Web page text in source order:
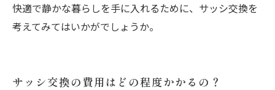
快適で静かな暮らしを手に入れるために、サッシ交換を
考えてみてはいかがでしょうか。
サッシ交換の費用はどの程度かかるの？